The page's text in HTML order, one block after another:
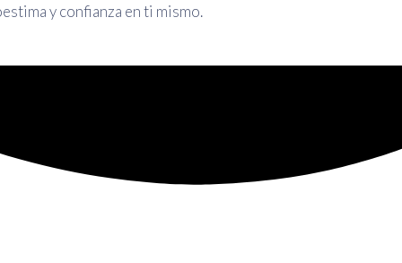
y confianza en ti mismo.